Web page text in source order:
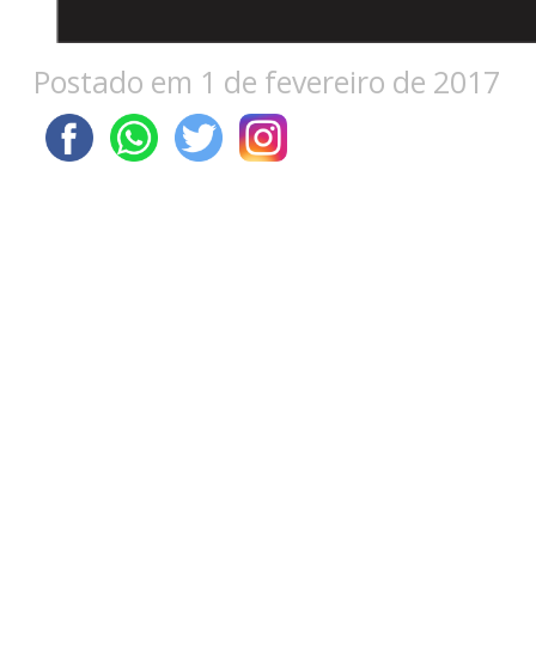
Postado em 1 de fevereiro de 2017